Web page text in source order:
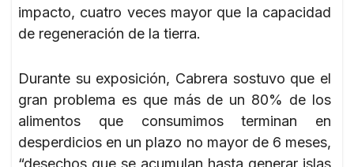
impacto, cuatro veces mayor que la capacidad
de regeneración de la tierra.
Durante su exposición, Cabrera sostuvo que el
gran problema es que más de un 80% de los
alimentos que consumimos terminan en
desperdicios en un plazo no mayor de 6 meses,
“desechos que se acumulan hasta generar islas